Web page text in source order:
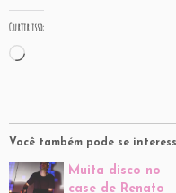
Curtir isso:
Carregando...
Você também pode se
Muita disco no
case de Renato